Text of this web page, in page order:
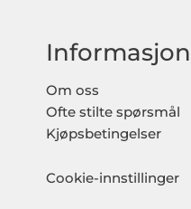
Informasjon
Om oss
Ofte stilte spørsmål
Kjøpsbetingelser
Cookie-innstillinger